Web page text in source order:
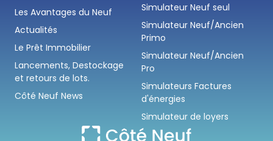
Les Avantages du Neuf
Actualités
Le Prêt Immobilier
Lancements, Destockage
et retours de lots.
Côté Neuf News
Simulateur Neuf seul
Simulateur Neuf/Ancien
Primo
Simulateur Neuf/Ancien
Pro
Simulateurs Factures
d'énergies
Simulateur de loyers